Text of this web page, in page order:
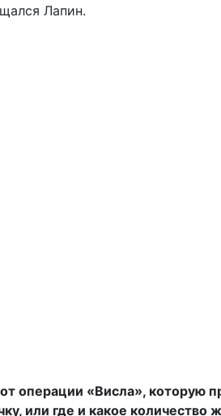
Лапин.
операции «Висла», которую
или где и какое количество